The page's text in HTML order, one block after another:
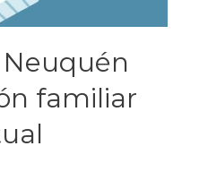
familiar